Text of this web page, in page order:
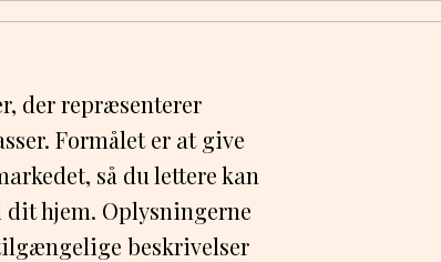
der repræsenterer
Formålet er at give
så du lettere kan
hjem. Oplysningerne
beskrivelser